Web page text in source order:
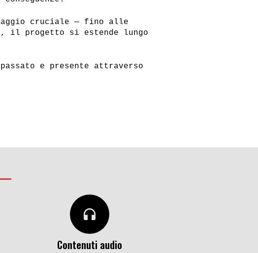
cruciale — fino alle
il progetto si estende lungo
e presente attraverso
headphones
Contenuti audio